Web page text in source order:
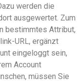
werden die
ausgewertet. Zum
bestimmtes Attribut,
URL, ergänzt
eingeloggt sein,
Account
müssen Sie